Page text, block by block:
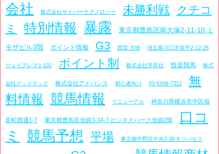
会社
株式会社サイバーテクノロジー 未勝利戦
クチコ
ミ
特別情報 暴露 東京都豊島区南大塚2-11-10 ミ
モザビル3階 ポイント情報 G3 西窪 大樹 埼玉県川口市弥平2-12-26
ウェイブレフト102 ポイント制 株式会社常昇社 投資競馬 株式
会社グッドラック 株式会社アドバンス 初心者向け 03-5348-7312
無
料情報 競馬情報 リニューアル 神奈川県横浜市中区福
富町西通1-7 東京都豊島区池袋3-34-7 ビジネスパーク池袋2階
口コ
ミ
競馬予想 平場 東京都中野区中央2-30-9 ツバセス